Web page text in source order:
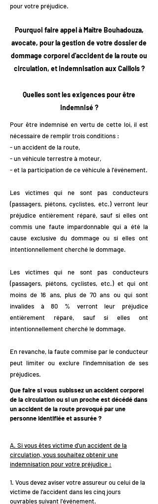
pour votre préjudice.
Pourquoi faire appel à Maître Bouhadouza,
avocate, pour la gestion de votre dossier de
dommage corporel d'accident de la route ou
circulation, et indemnisation aux Caillols ?
Quelles sont les exigences pour être
indemnisé ?
Pour être indemnisé en vertu de cette loi, il est
nécessaire de remplir trois conditions :
- un accident de la route,
- un véhicule terrestre à moteur,
- et la participation de ce véhicule à l'événement.
Les victimes qui ne sont pas conducteurs
(passagers, piétons, cyclistes, etc.) verront leur
préjudice entièrement réparé, sauf si elles ont
commis une faute impardonnable qui a été la
cause exclusive du dommage ou si elles ont
intentionnellement cherché le dommage.
Les victimes qui ne sont pas conducteurs
(passagers, piétons, cyclistes, etc.) et qui ont
moins de 16 ans, plus de 70 ans ou qui sont
invalides à 80 % verront leur préjudice
entièrement réparé, sauf si elles ont
intentionnellement cherché le dommage.
En revanche, la faute commise par le conducteur
peut limiter ou exclure l'indemnisation de ses
préjudices.
Que faire si vous subissez un accident corporel
de la circulation ou si un proche est décédé dans
un accident de la route provoqué par une
personne identifiée et assurée ?
A. Si vous êtes victime d'un accident de la
circulation, vous souhaitez obtenir une
indemnisation pour votre préjudice :
1. Vous devez aviser votre assureur ou celui de la
victime de l'accident dans les cinq jours
ouvrables suivant l'événement.